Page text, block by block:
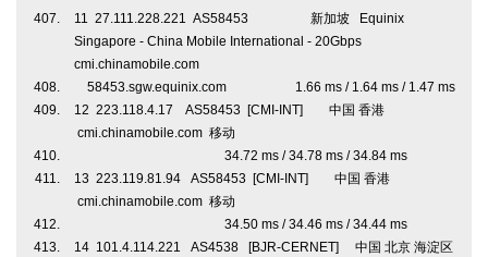
11 27.111.228.221 AS58453 新加坡 Equinix
Singapore - China Mobile International - 20Gbps
cmi.chinamobile.com
58453.sgw.equinix.com 1.66 ms / 1.64 ms / 1.47 ms
12 223.118.4.17 AS58453 [CMI-INT] 中国 香港
cmi.chinamobile.com 移动
34.72 ms / 34.78 ms / 34.84 ms
13 223.119.81.94 AS58453 [CMI-INT] 中国 香港
cmi.chinamobile.com 移动
34.50 ms / 34.46 ms / 34.44 ms
14 101.4.114.221 AS4538 [BJR-CERNET] 中国 北京 海淀区